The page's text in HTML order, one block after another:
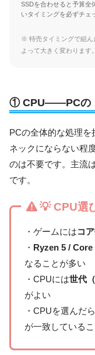
SSDを合わせると予算全
いタイミングを必ずチェ
※ 特売タイミングで組ん
よって大きく変わります。
① CPU——PCの
PCの全体的な処理
ネックにならない程
のは不要です。主流
です。
💡 CPU選
・ゲームにはコ
・ Ryzen 5 / Core
なることが多い
・CPUには世代
がよい
・CPUを選んだ
が一致している